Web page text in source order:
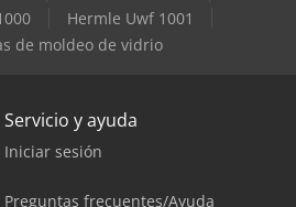
Hermle Uwf 1001
de moldeo de vidrio
Servicio y ayuda
Iniciar sesión
Preguntas frecuentes/Ayuda